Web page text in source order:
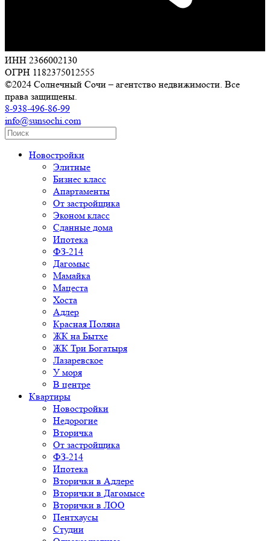
ИНН 2366002130
ОГРН 1182375012555
©2024 Солнечный Сочи – агентство недвижимости. Все
права защищены.
8-938-496-86-99
info@sunsochi.com
Новостройки
Элитные
Бизнес класс
Апартаменты
От застройщика
Эконом класс
Сданные дома
Ипотека
ФЗ-214
Дагомыс
Мамайка
Мацеста
Хоста
Адлер
Красная Поляна
ЖК на Бытхе
ЖК Три Богатыря
Лазаревское
У моря
В центре
Квартиры
Новостройки
Недорогие
Вторичка
От застройщика
ФЗ-214
Ипотека
Вторички в Адлере
Вторички в Дагомысе
Вторички в ЛОО
Пентхаусы
Студии